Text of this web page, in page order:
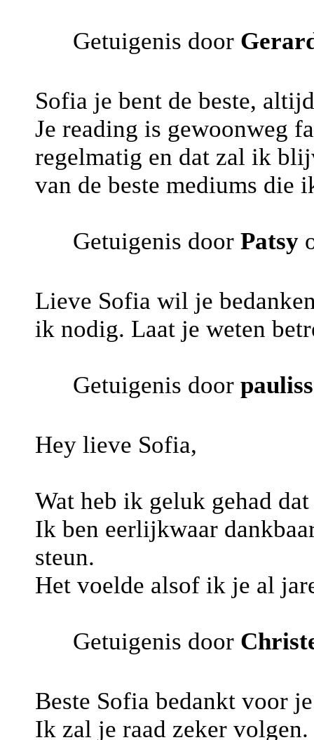
Getuigenis door
Sofia je bent de beste,
Je reading is gewoonweg
regelmatig en dat zal ik
van de beste mediums die
Getuigenis door Patsy
Lieve Sofia wil je
ik nodig. Laat je weten
Getuigenis door
Hey lieve Sofia,
Wat heb ik geluk gehad
Ik ben eerlijkwaar
steun.
Het voelde alsof ik je al
Getuigenis door
Beste Sofia bedankt voor
Ik zal je raad zeker